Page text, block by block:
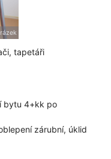
tapetáři
bytu 4+kk po
zárubní, úklid